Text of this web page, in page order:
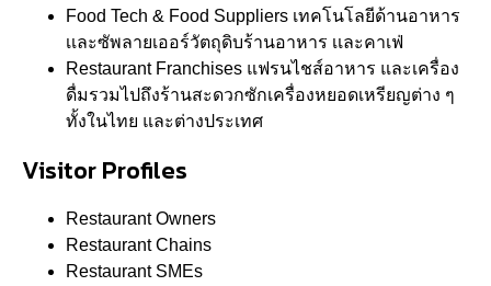
Food Tech & Food Suppliers เทคโนโลยีด้านอาหาร
เเละซัพลายเออร์วัตถุดิบร้านอาหาร เเละคาเฟ่
Restaurant Franchises แฟรนไชส์อาหาร และเครื่อง
ดื่มรวมไปถึงร้านสะดวกซักเครื่องหยอดเหรียญต่าง ๆ
ทั้งในไทย และต่างประเทศ
Visitor Profiles
Restaurant Owners
Restaurant Chains
Restaurant SMEs